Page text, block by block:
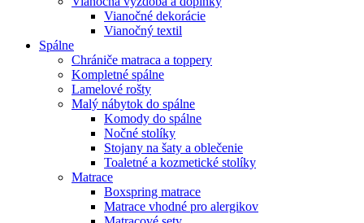
Vianočné dekorácie
Vianočný textil
Spálne
Chrániče matraca a toppery
Kompletné spálne
Lamelové rošty
Malý nábytok do spálne
Komody do spálne
Nočné stolíky
Stojany na šaty a oblečenie
Toaletné a kozmetické stolíky
Matrace
Boxspring matrace
Matrace vhodné pro alergikov